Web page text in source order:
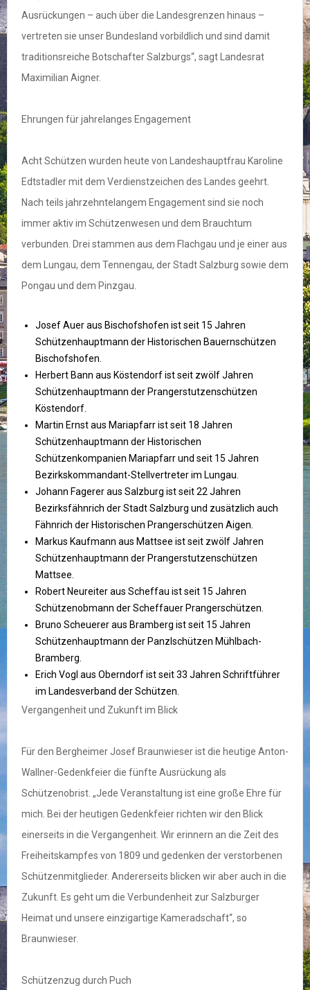
Ausrückungen – auch über die Landesgrenzen hinaus –
vertreten sie unser Bundesland vorbildlich und sind damit
traditionsreiche Botschafter Salzburgs“, sagt Landesrat
Maximilian Aigner.
Ehrungen für jahrelanges Engagement
Acht Schützen wurden heute von Landeshauptfrau Karoline
Edtstadler mit dem Verdienstzeichen des Landes geehrt.
Nach teils jahrzehntelangem Engagement sind sie noch
immer aktiv im Schützenwesen und dem Brauchtum
verbunden. Drei stammen aus dem Flachgau und je einer aus
dem Lungau, dem Tennengau, der Stadt Salzburg sowie dem
Pongau und dem Pinzgau.
Josef Auer aus Bischofshofen ist seit 15 Jahren
Schützenhauptmann der Historischen Bauernschützen
Bischofshofen.
Herbert Bann aus Köstendorf ist seit zwölf Jahren
Schützenhauptmann der Prangerstutzenschützen
Köstendorf.
Martin Ernst aus Mariapfarr ist seit 18 Jahren
Schützenhauptmann der Historischen
Schützenkompanien Mariapfarr und seit 15 Jahren
Bezirkskommandant-Stellvertreter im Lungau.
Johann Fagerer aus Salzburg ist seit 22 Jahren
Bezirksfähnrich der Stadt Salzburg und zusätzlich auch
Fähnrich der Historischen Prangerschützen Aigen.
Markus Kaufmann aus Mattsee ist seit zwölf Jahren
Schützenhauptmann der Prangerstutzenschützen
Mattsee.
Robert Neureiter aus Scheffau ist seit 15 Jahren
Schützenobmann der Scheffauer Prangerschützen.
Bruno Scheuerer aus Bramberg ist seit 15 Jahren
Schützenhauptmann der Panzlschützen Mühlbach-
Bramberg.
Erich Vogl aus Oberndorf ist seit 33 Jahren Schriftführer
im Landesverband der Schützen.
Vergangenheit und Zukunft im Blick
Für den Bergheimer Josef Braunwieser ist die heutige Anton-
Wallner-Gedenkfeier die fünfte Ausrückung als
Schützenobrist. „Jede Veranstaltung ist eine große Ehre für
mich. Bei der heutigen Gedenkfeier richten wir den Blick
einerseits in die Vergangenheit. Wir erinnern an die Zeit des
Freiheitskampfes von 1809 und gedenken der verstorbenen
Schützenmitglieder. Andererseits blicken wir aber auch in die
Zukunft. Es geht um die Verbundenheit zur Salzburger
Heimat und unsere einzigartige Kameradschaft“, so
Braunwieser.
Schützenzug durch Puch